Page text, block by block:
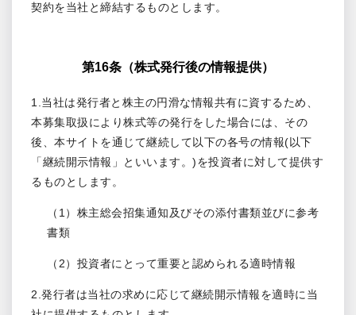
契約を当社と締結するものとします。
第16条（株式発行後の情報提供）
1.当社は発行者と株主の円滑な情報共有に資するため、
本募集取扱により株式等の発行をした場合には、その
後、本サイトを通じて継続して以下の各号の情報(以下
「継続開示情報」といいます。)を投資者に対して提供す
るものとします。
（1）株主総会招集通知及びその添付書類並びに参考
書類
（2）投資者にとって重要と認められる適時情報
2.発行者は当社の求めに応じて継続開示情報を適時に当